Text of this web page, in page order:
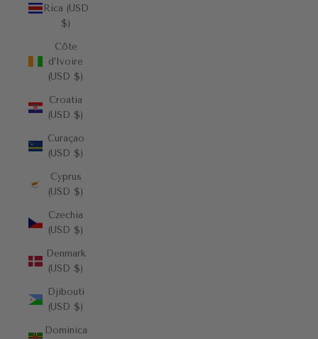
Rica (USD
$)
Côte
d’Ivoire
(USD $)
Croatia
(USD $)
Curaçao
(USD $)
Cyprus
(USD $)
Czechia
(USD $)
Denmark
(USD $)
Djibouti
(USD $)
Dominica